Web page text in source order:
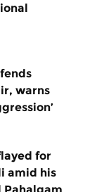
warns
for
amid his